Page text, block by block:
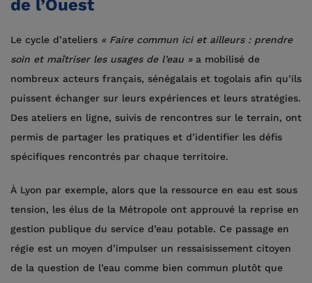
de l’Ouest
Le cycle d’ateliers « Faire commun ici et ailleurs : prendre
soin et maîtriser les usages de l’eau » a mobilisé de
nombreux acteurs français, sénégalais et togolais afin qu’ils
puissent échanger sur leurs expériences et leurs stratégies.
Des ateliers en ligne, suivis de rencontres sur le terrain, ont
permis de partager les pratiques et d’identifier les défis
spécifiques rencontrés par chaque territoire.
À Lyon par exemple, alors que la ressource en eau est sous
tension, les élus de la Métropole ont approuvé la reprise en
gestion publique du service d’eau potable. Ce passage en
régie est un moyen d’impulser un ressaisissement citoyen
de la question de l’eau comme bien commun plutôt que